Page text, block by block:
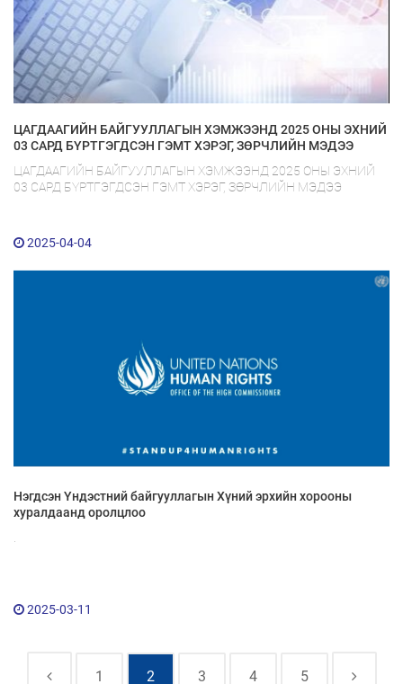
ЦАГДААГИЙН БАЙГУУЛЛАГЫН ХЭМЖЭЭНД 2025 ОНЫ ЭХНИЙ
03 САРД БҮРТГЭГДСЭН ГЭМТ ХЭРЭГ, ЗӨРЧЛИЙН МЭДЭЭ
ЦАГДААГИЙН БАЙГУУЛЛАГЫН ХЭМЖЭЭНД 2025 ОНЫ ЭХНИЙ
03 САРД БҮРТГЭГДСЭН ГЭМТ ХЭРЭГ, ЗӨРЧЛИЙН МЭДЭЭ
2025-04-04
Нэгдсэн Үндэстний байгууллагын Хүний эрхийн хорооны
хуралдаанд оролцлоо
2025-03-11
1 2 3 4 5